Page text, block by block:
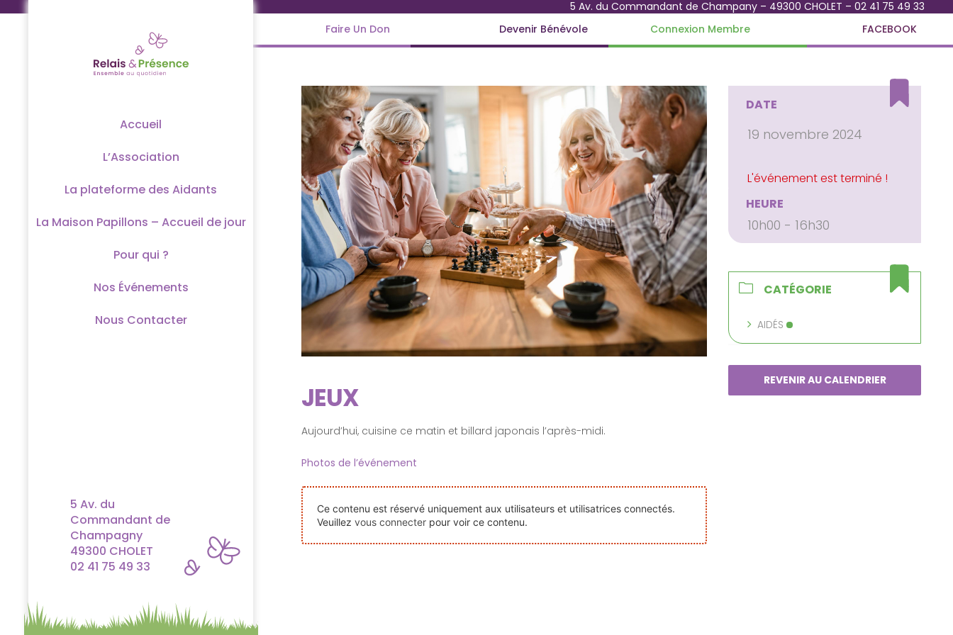
Passer
Accueil
L’Association
La plateforme des Aidants
La Maison Papillons – Accueil de jour
Pour qui ?
Nos Événements
Nous Contacter
5 Av. du
Commandant de
Champagny
49300 CHOLET
02 41 75 49 33
5 Av. du Commandant de Champany – 49300 CHOLET – 02 41 75 49 33
Faire Un Don
Devenir Bénévole Connexion Membre FACEBOOK
JEUX
Aujourd’hui, cuisine ce matin et billard japonais l’après-midi.
Photos de l’événement
Ce contenu est réservé uniquement aux utilisateurs et utilisatrices connectés.
Veuillez vous connecterpour voir ce contenu.
DATE
19 novembre 2024
HEURE
10h00 - 16h30
CATÉGORIE
AIDÉS
REVENIR AU CALENDRIER